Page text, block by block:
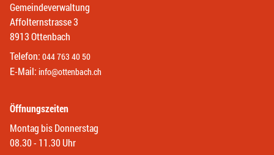
Gemeindeverwaltung
Affolternstrasse 3
8913 Ottenbach
Telefon: 044 763 40 50
E-Mail: info@ottenbach.ch
Öffnungszeiten
Montag bis Donnerstag
08.30 - 11.30 Uhr